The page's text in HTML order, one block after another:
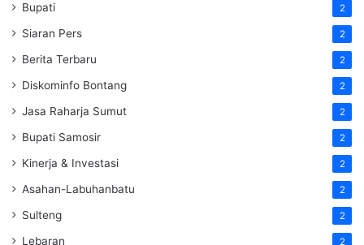
Bupati 2
Siaran Pers 2
Berita Terbaru 2
Diskominfo Bontang 2
Jasa Raharja Sumut 2
Bupati Samosir 2
Kinerja & Investasi 2
Asahan-Labuhanbatu 2
Sulteng 2
Lebaran 2